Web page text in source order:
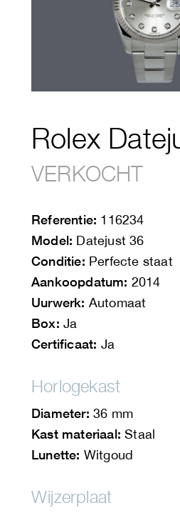
Rolex
VERKOCHT
Referentie: 116234
Model: Datejust 36
Conditie: Perfecte staat
Aankoopdatum: 2014
Uurwerk: Automaat
Box: Ja
Certificaat: Ja
Horlogekast
Diameter: 36 mm
Kast materiaal: Staal
Lunette: Witgoud
Wijzerplaat